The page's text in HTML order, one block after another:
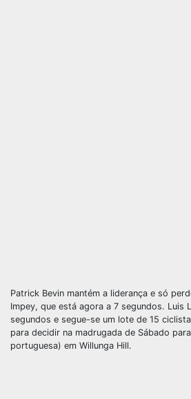
Patrick Bevin mantém a liderança e só
Impey, que está agora a 7 segundos. Luis
segundos e segue-se um lote de 15
para decidir na madrugada de Sábado
portuguesa) em Willunga Hill.